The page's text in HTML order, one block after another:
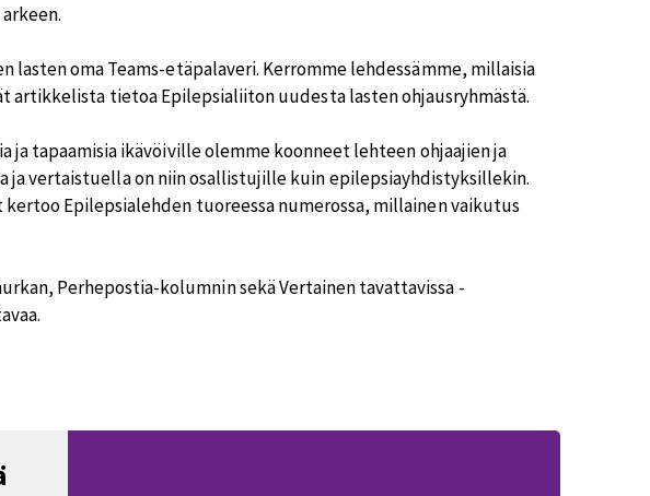
oma Teams-etäpalaveri. Kerromme lehdessämme, millaisia
artikkelista tietoa Epilepsialiiton uudesta lasten ohjausryhmästä.
tapaamisia ikävöiville olemme koonneet lehteen ohjaajien ja
ja vertaistuella on niin osallistujille kuin epilepsiayhdistyksillekin.
Epilepsialehden tuoreessa numerossa, millainen vaikutus
Perhepostia-kolumnin sekä Vertainen tavattavissa -